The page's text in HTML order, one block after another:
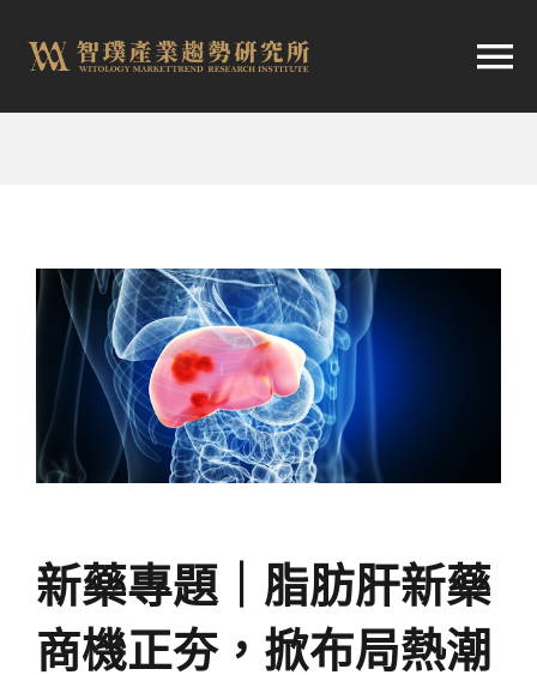
容
市場快訊
產業日報
媒體曝光
會員帳號
新藥專題｜脂肪肝新藥
商機正夯，掀布局熱潮